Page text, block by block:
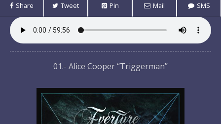
Share Tweet Pin Mail SMS
01.- Alice Cooper “Triggerman”